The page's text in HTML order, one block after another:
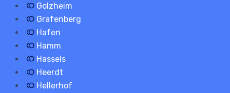
Golzheim
Grafenberg
Hafen
Hamm
Hassels
Heerdt
Hellerhof